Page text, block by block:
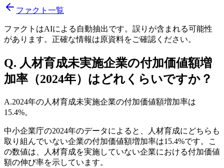
ファクト一覧
ファクトはAIによる自動抽出です。誤りが含まれる可能性
があります。正確な情報は原資料をご確認ください。
Q. 人材育成未実施企業の付加価値額増
加率（2024年）はどれくらいですか？
A.2024年の人材育成未実施企業の付加価値額増加率は
15.4%。
中小企業庁の2024年のデータによると、人材育成にどちらも
取り組んでいない企業の付加価値額増加率は15.4%です。こ
の数値は、人材育成を実施していない企業における付加価値
額の伸び率を示しています。